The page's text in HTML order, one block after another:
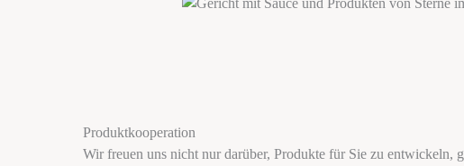
Produktkooperation
Wir freuen uns nicht nur darüber, Produkte für Sie zu entwickeln,